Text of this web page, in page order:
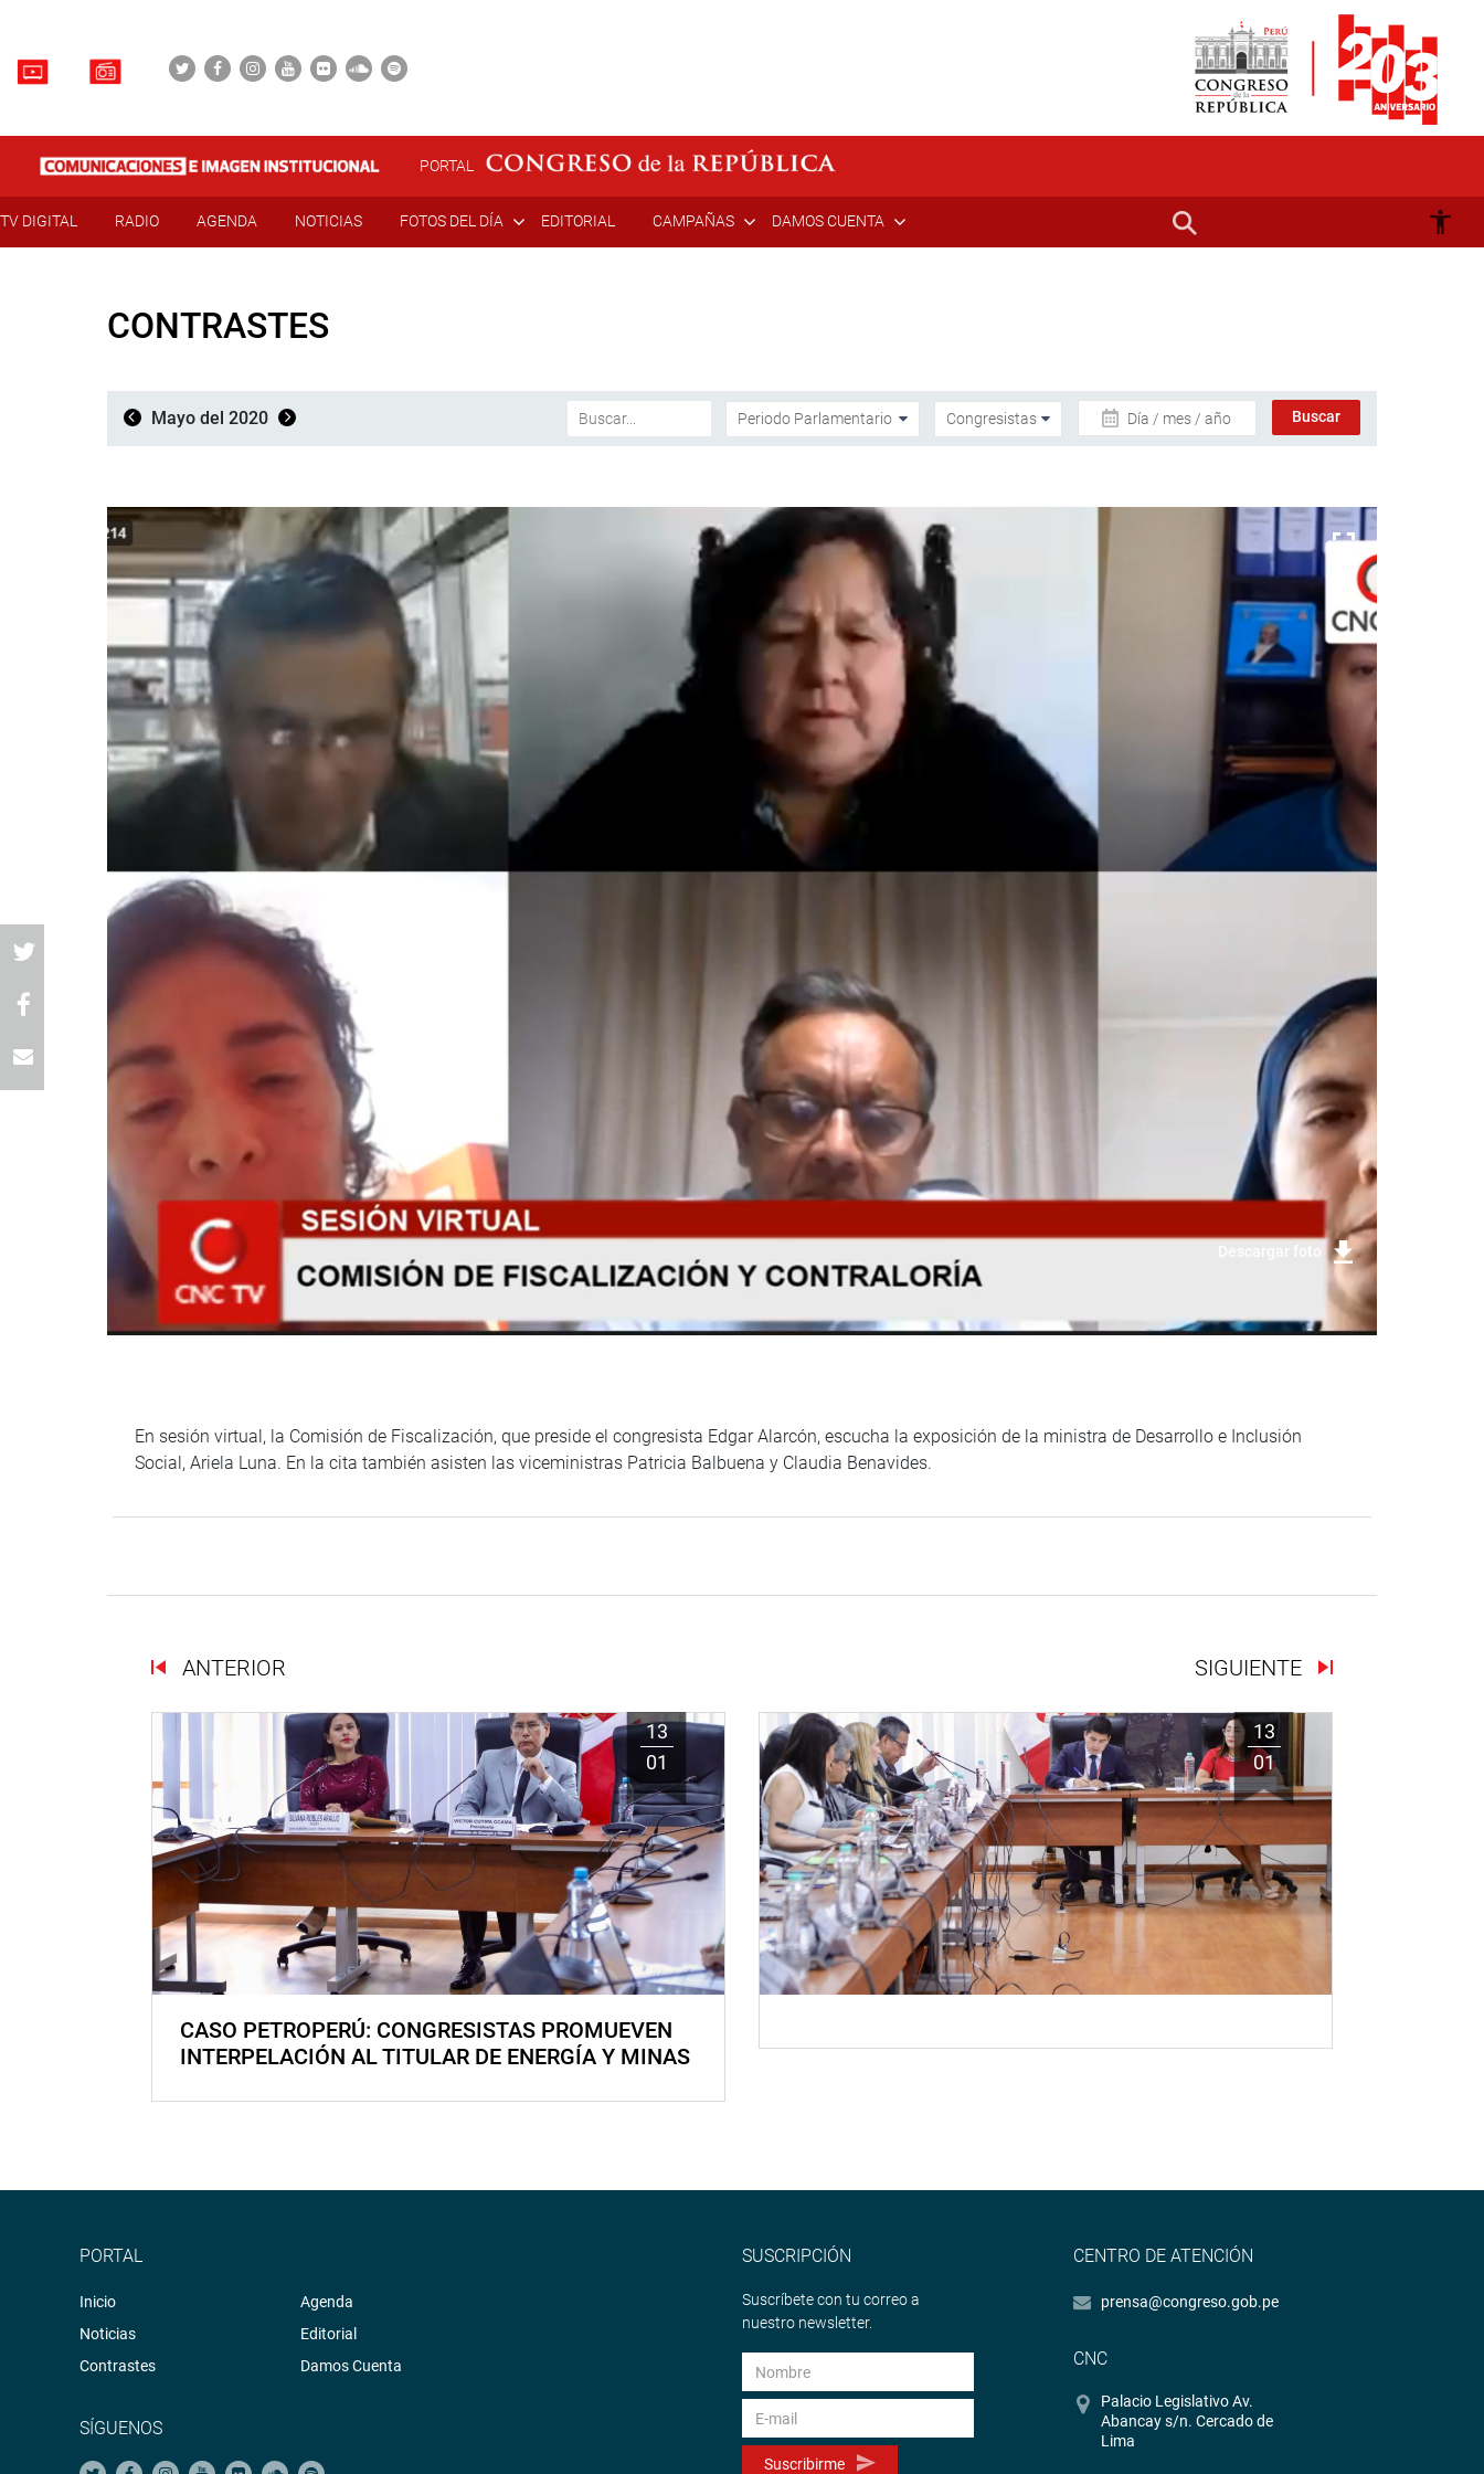
PORTAL
TV DIGITAL RADIO AGENDA NOTICIAS FOTOS DEL DÍA EDITORIAL CAMPAÑAS DAMOS CUENTA
CONTRASTES
Mayo del 2020 Día / mes / año
Descargar foto
En sesión virtual, la Comisión de Fiscalización, que preside el congresista Edgar Alarcón, escucha la exposición de la ministra de Desarrollo e Inclusión
Social, Ariela Luna. En la cita también asisten las viceministras Patricia Balbuena y Claudia Benavides.
ANTERIOR SIGUIENTE
13
01
CASO PETROPERÚ: CONGRESISTAS PROMUEVEN
INTERPELACIÓN AL TITULAR DE ENERGÍA Y MINAS
13
01
PORTAL
Inicio
Noticias
Contrastes
Agenda
Editorial
Damos Cuenta
SÍGUENOS
SUSCRIPCIÓN
Suscríbete con tu correo a
nuestro newsletter.
Suscribirme
CENTRO DE ATENCIÓN
prensa@congreso.gob.pe
CNC
Palacio Legislativo Av.
Abancay s/n. Cercado de
Lima